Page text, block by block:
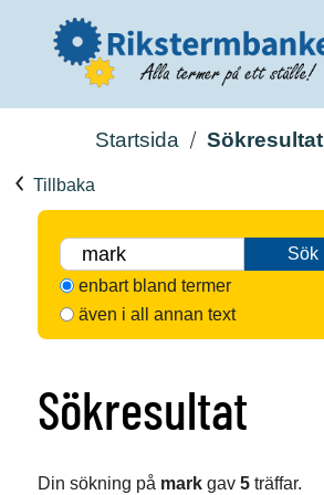
Startsida Sökresultat
Tillbaka
Sök
enbart bland termer
även i all annan text
Sökresultat
Din sökning på markgav 5träffar.